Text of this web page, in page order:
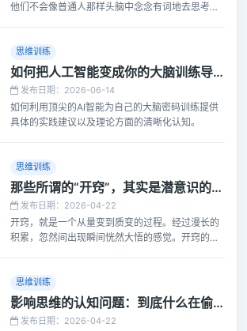
他们不会像普通人那样头脑中念念有词地去思考，
以灵感不断。
思维训练
如何把人工智能变成你的大脑训练导师
发布日期：2026-06-14
如何利用顶尖的AI智能为自己的大脑密码训练提供
具体的实践建议以及理论方面的清晰化认知。
思维训练
那些所谓的“开窍”，其实是潜意识的集体突围
发布日期：2026-04-22
开窍，就是一个从量变到质变的过程。经过漫长的
积累，忽然间出现瞬间恍然大悟的感觉。开窍的过
思维训练
影响思维的认知问题：到底什么在偷走了思维效率？
发布日期：2026-04-22